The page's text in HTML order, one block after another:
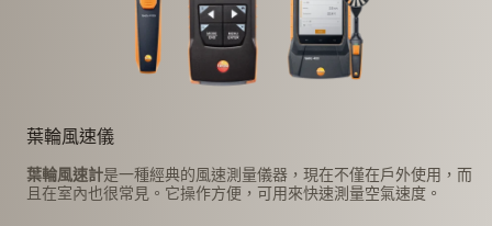
葉輪風速儀
葉輪風速計是一種經典的風速測量儀器，現在不僅在戶外使用，而
且在室內也很常見。它操作方便，可用來快速測量空氣速度。